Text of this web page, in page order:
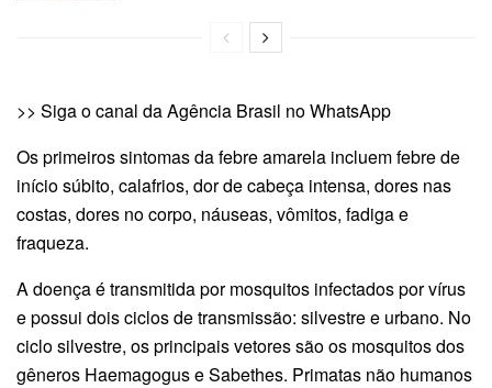
>> Siga o canal da Agência Brasil no WhatsApp
Os primeiros sintomas da febre amarela incluem febre de
início súbito, calafrios, dor de cabeça intensa, dores nas
costas, dores no corpo, náuseas, vômitos, fadiga e
fraqueza.
A doença é transmitida por mosquitos infectados por vírus
e possui dois ciclos de transmissão: silvestre e urbano. No
ciclo silvestre, os principais vetores são os mosquitos dos
gêneros Haemagogus e Sabethes. Primatas não humanos